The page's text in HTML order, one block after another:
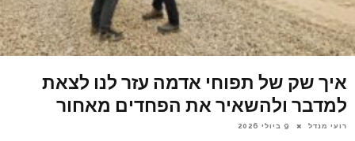
איך שק של תפוחי אדמה עזר לנו לצאת
למדבר ולהשאיר את הפחדים מאחור
רועי מנדל 9 ביולי 2026